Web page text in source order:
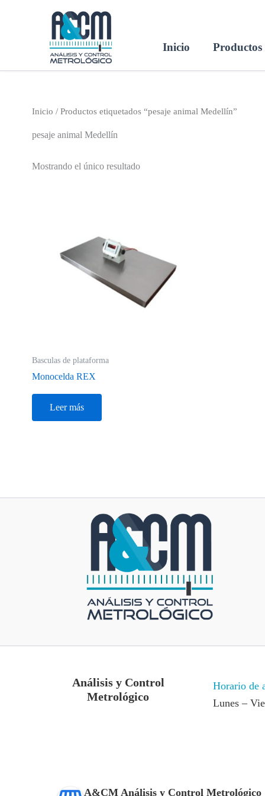
Inicio Productos
Inicio / Productos etiquetados “pesaje animal Medellín”
pesaje animal Medellín
Mostrando el único resultado
Basculas de plataforma
Monocelda REX
Leer más
Análisis y Control
Metrológico
Horario de
Lunes –
A&CM Análisis y Control Metrológico